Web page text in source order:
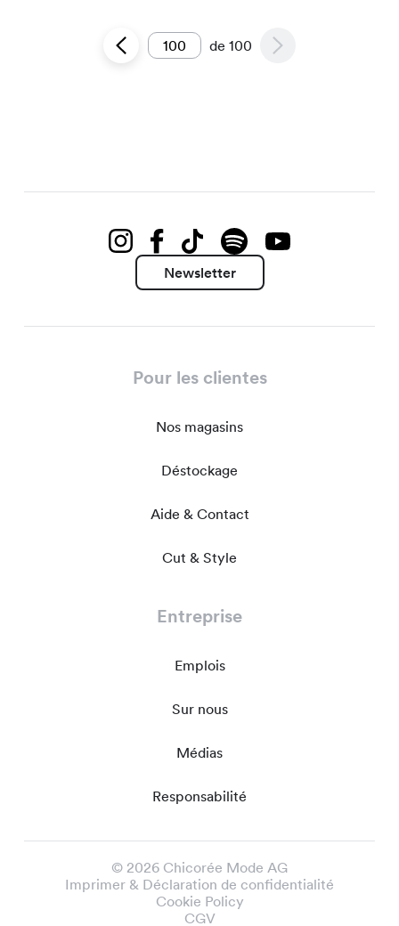
de 100
Newsletter
Pour les clientes
Nos magasins
Déstockage
Aide & Contact
Cut & Style
Entreprise
Emplois
Sur nous
Médias
Responsabilité
© 2026 Chicorée Mode AG
Imprimer & Déclaration de confidentialité
Cookie Policy
CGV